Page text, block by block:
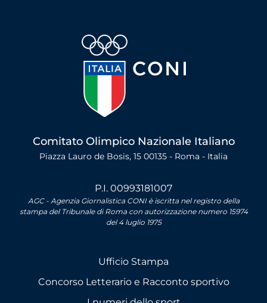
Comitato Olimpico Nazionale Italiano
Piazza Lauro de Bosis, 15 00135 - Roma - Italia
P.I. 00993181007
AGC - Agenzia Giornalistica CONI è iscritta nel registro della
stampa del Tribunale di Roma con autorizzazione numero 15974
del 4 luglio 1975
Ufficio Stampa
Concorso Letterario e Racconto sportivo